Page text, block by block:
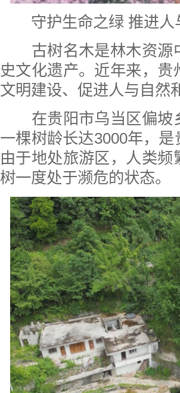
守护生命之绿 推进人
古树名木是林木资源
史文化遗产。近年来，
文明建设、促进人与自然
在贵阳市乌当区偏坡
一棵树龄长达3000年，
由于地处旅游区，人类
树一度处于濒危的状态。